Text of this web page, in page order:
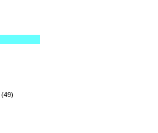
(49)